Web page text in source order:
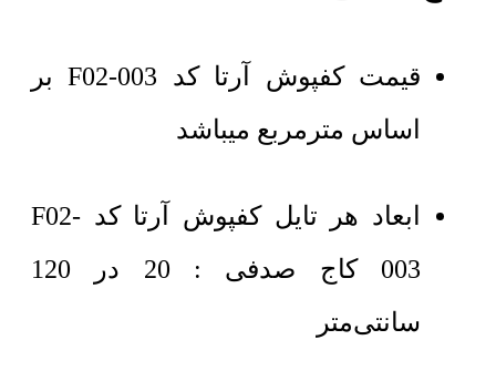
قیمت کفپوش آرتا کد F02-003 بر
اساس مترمربع میباشد
ابعاد هر تایل کفپوش آرتا کد F02-
003 کاج صدفی : 20 در 120
سانتی‌متر